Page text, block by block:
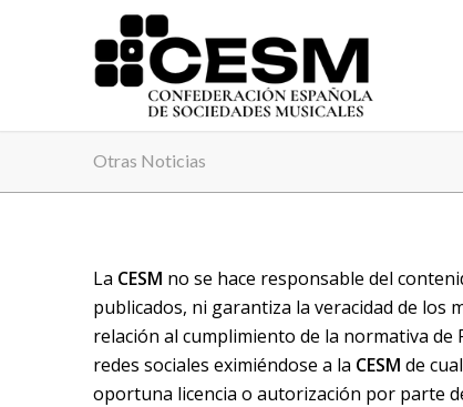
Otras Noticias
La CESM no se hace responsable del
publicados, ni garantiza la veracidad de los
relación al cumplimiento de la normativa
redes sociales eximiéndose a la CESM de
oportuna licencia o autorización por parte